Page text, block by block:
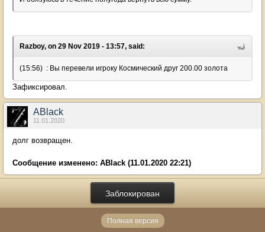
Razboy, on 29 Nov 2019 - 13:57, said:
(15:56) : Вы перевели игроку Космический друг 200.00 золота
Зафиксировал.
ABlack
11.01.2020
долг возвращен.
Сообщение изменено: ABlack (11.01.2020 22:21)
Заблокирован
Полная версия